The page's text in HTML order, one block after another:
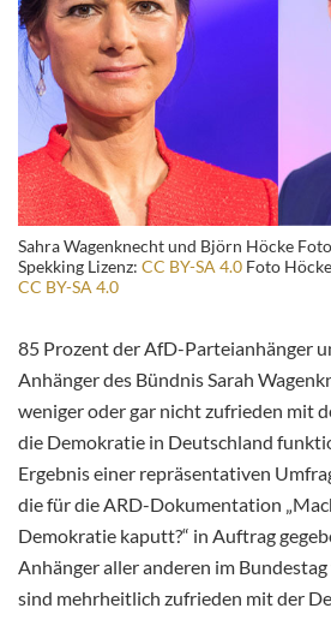
Sahra Wagenknecht und Björn Höcke
Spekking Lizenz: CC BY-SA 4.0 Foto
CC BY-SA 4.0
85 Prozent der AfD-Parteianhänger
Anhänger des Bündnis Sarah
weniger oder gar nicht zufrieden mit
die Demokratie in Deutschland
Ergebnis einer repräsentativen
die für die ARD-Dokumentation
Demokratie kaputt?“ in Auftrag
Anhänger aller anderen im
sind mehrheitlich zufrieden mit der